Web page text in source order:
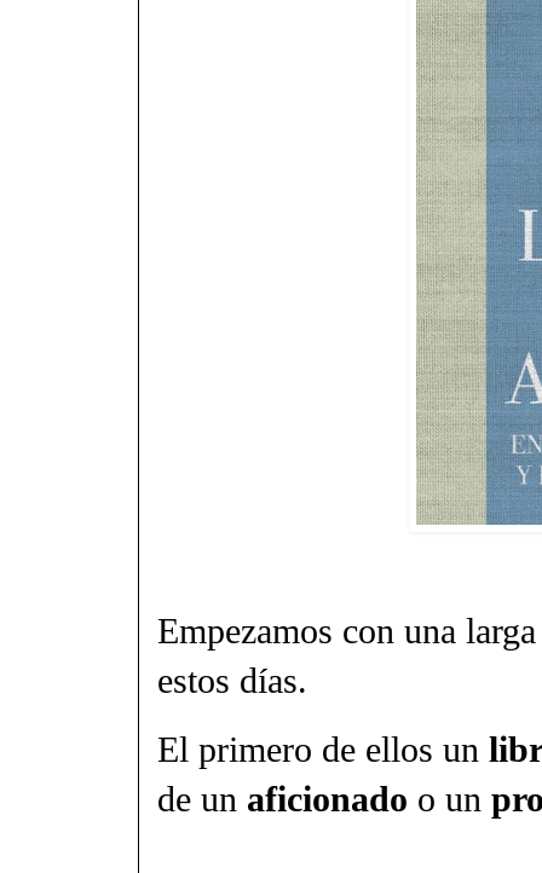
Empezamos con una
estos días.
El primero de ellos un
de un aficionado o un